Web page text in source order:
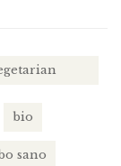
bio
sano